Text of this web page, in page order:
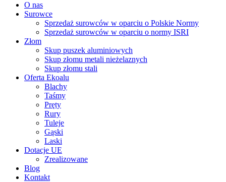
O nas
Surowce
Sprzedaż surowców w oparciu o Polskie Normy
Sprzedaż surowców w oparciu o normy ISRI
Złom
Skup puszek aluminiowych
Skup złomu metali nieżelaznych
Skup złomu stali
Oferta Ekoalu
Blachy
Taśmy
Pręty
Rury
Tuleje
Gąski
Laski
Dotacje UE
Zrealizowane
Blog
Kontakt